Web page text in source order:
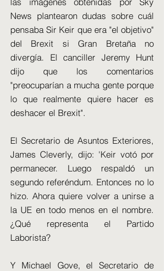
News plantearon dudas sobre cuál
pensaba Sir Keir que era "el objetivo"
del Brexit si Gran Bretaña no
divergía. El canciller Jeremy Hunt
dijo que los comentarios
"preocuparían a mucha gente porque
lo que realmente quiere hacer es
deshacer el Brexit".
El Secretario de Asuntos Exteriores,
James Cleverly, dijo: 'Keir votó por
permanecer. Luego respaldó un
segundo referéndum. Entonces no lo
hizo. Ahora quiere volver a unirse a
la UE en todo menos en el nombre.
¿Qué representa el Partido
Laborista?
Y Michael Gove, el Secretario de